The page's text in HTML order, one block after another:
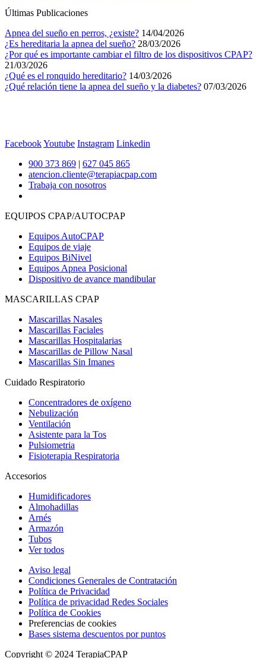
Últimas Publicaciones
Apnea del sueño en perros, ¿existe? 14/04/2026
¿Es hereditaria la apnea del sueño? 28/03/2026
¿Por qué es importante cambiar el filtro de los dispositivos CPAP?
21/03/2026
¿Qué es el ronquido hereditario? 14/03/2026
¿Qué relación tiene la apnea del sueño y la diabetes? 07/03/2026
FacebookYoutube Instagram Linkedin
900 373 869 | 627 045 865
atencion.cliente@terapiacpap.com
Trabaja con nosotros
EQUIPOS CPAP/AUTOCPAP
Equipos AutoCPAP
Equipos de viaje
Equipos BiNivel
Equipos Apnea Posicional
Dispositivo de avance mandibular
MASCARILLAS CPAP
Mascarillas Nasales
Mascarillas Faciales
Mascarillas Hospitalarias
Mascarillas de Pillow Nasal
Mascarillas Sin Imanes
Cuidado Respiratorio
Concentradores de oxígeno
Nebulización
Ventilación
Asistente para la Tos
Pulsiometria
Fisioterapia Respiratoria
Accesorios
Humidificadores
Almohadillas
Arnés
Armazón
Tubos
Ver todos
Aviso legal
Condiciones Generales de Contratación
Política de Privacidad
Política de privacidad Redes Sociales
Política de Cookies
Preferencias de cookies
Bases sistema descuentos por puntos
Copyright © 2024 TerapiaCPAP